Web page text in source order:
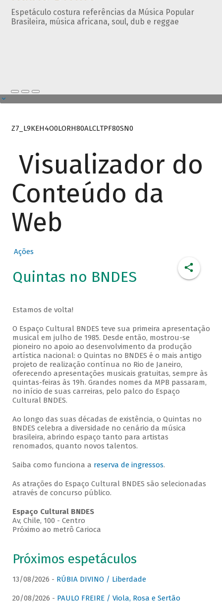
Espetáculo costura referências da Música Popular
Brasileira, música africana, soul, dub e reggae
Z7_L9KEH4O0LORH80ALCLTPF80SN0
Visualizador do
Conteúdo da
Web
Ações
Quintas no BNDES
Estamos de volta!
O Espaço Cultural BNDES teve sua primeira apresentação
musical em julho de 1985. Desde então, mostrou-se
pioneiro no apoio ao desenvolvimento da produção
artística nacional: o Quintas no BNDES é o mais antigo
projeto de realização contínua no Rio de Janeiro,
oferecendo apresentações musicais gratuitas, sempre às
quintas-feiras às 19h. Grandes nomes da MPB passaram,
no início de suas carreiras, pelo palco do Espaço
Cultural BNDES.
Ao longo das suas décadas de existência, o Quintas no
BNDES celebra a diversidade no cenário da música
brasileira, abrindo espaço tanto para artistas
renomados, quanto novos talentos.
Saiba como funciona a reserva de ingressos.
As atrações do Espaço Cultural BNDES são selecionadas
através de concurso público.
Espaço Cultural BNDES
Av, Chile, 100 - Centro
Próximo ao metrô Carioca
Próximos espetáculos
13/08/2026 - RÚBIA DIVINO / Liberdade
20/08/2026 - PAULO FREIRE / Viola, Rosa e Sertão